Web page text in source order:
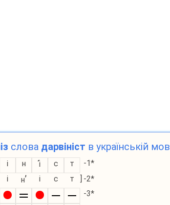
слова дарвініст в українській
і н і с т
-1*
і н’ і с т ] -2*
-3*